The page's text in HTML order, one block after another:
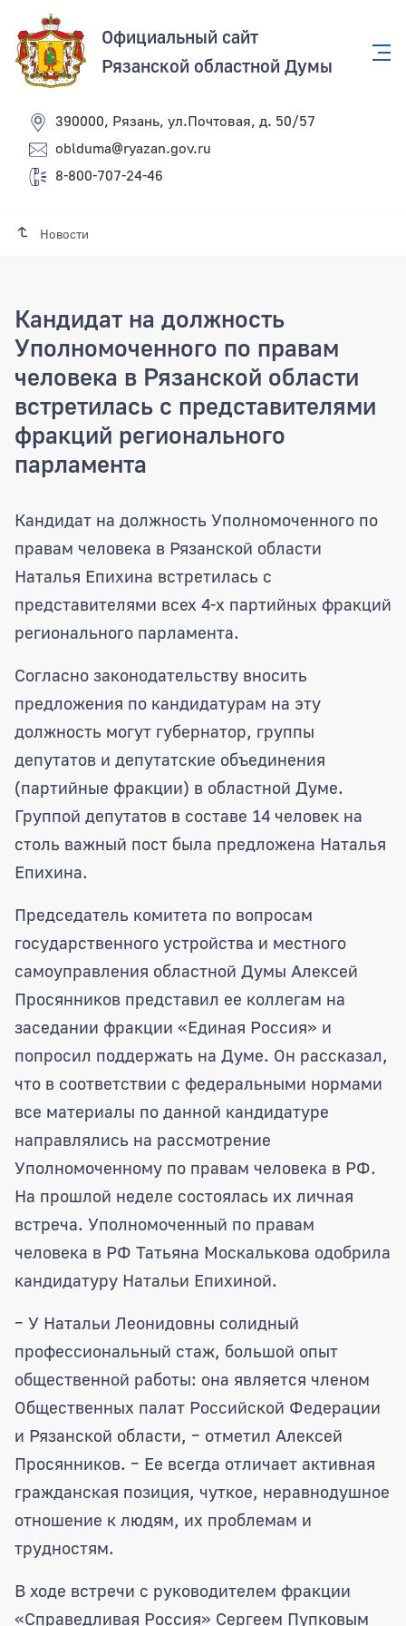
Официальный сайт
Рязанской областной Думы
390000, Рязань, ул.Почтовая, д. 50/57
oblduma@ryazan.gov.ru
8-800-707-24-46
Новости
Кандидат на должность
Уполномоченного по правам
человека в Рязанской области
встретилась с представителями
фракций регионального
парламента
Кандидат на должность
Кандидат на должность Уполномоченного по
правам человека в Рязанской области
Наталья Епихина встретилась с
представителями всех 4-х партийных фракций
регионального парламента.
Согласно законодательству вносить
предложения по кандидатурам на эту
должность могут губернатор, группы
депутатов и депутатские объединения
(партийные фракции) в областной Думе.
Группой депутатов в составе 14 человек на
столь важный пост была предложена Наталья
Епихина.
Председатель комитета по вопросам
государственного устройства и местного
самоуправления областной Думы Алексей
Просянников представил ее коллегам на
заседании фракции «Единая Россия» и
попросил поддержать на Думе. Он рассказал,
что в соответствии с федеральными нормами
все материалы по данной кандидатуре
направлялись на рассмотрение
Уполномоченному по правам человека в РФ.
На прошлой неделе состоялась их личная
встреча. Уполномоченный по правам
человека в РФ Татьяна Москалькова одобрила
кандидатуру Натальи Епихиной.
– У Натальи Леонидовны солидный
профессиональный стаж, большой опыт
общественной работы: она является членом
Общественных палат Российской Федерации
и Рязанской области, – отметил Алексей
Просянников. – Ее всегда отличает активная
гражданская позиция, чуткое, неравнодушное
отношение к людям, их проблемам и
трудностям.
В ходе встречи с руководителем фракции
«Справедливая Россия» Сергеем Пупковым